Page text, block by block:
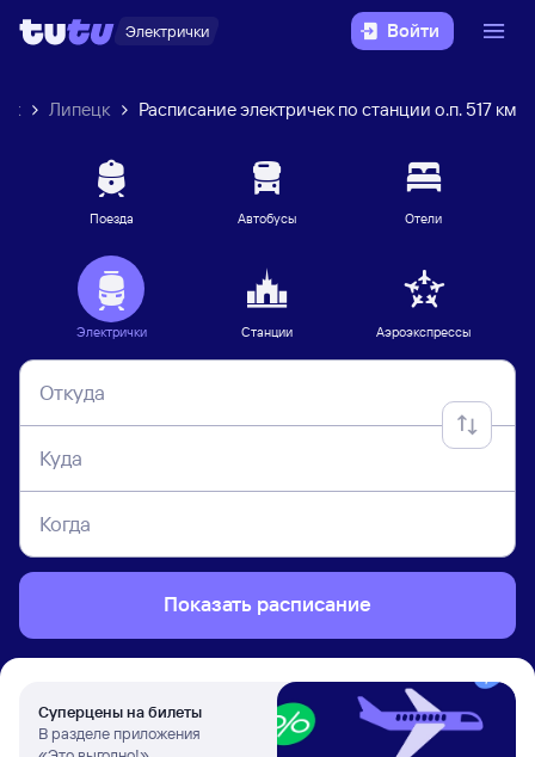
Электрички Войти
Липецк Расписание электричек по станции о.п. 517 км
Поезда Автобусы Отели
Электрички Станции Аэроэкспрессы
Откуда
Куда
Когда
Показать расписание
Суперцены на билеты
В разделе приложения